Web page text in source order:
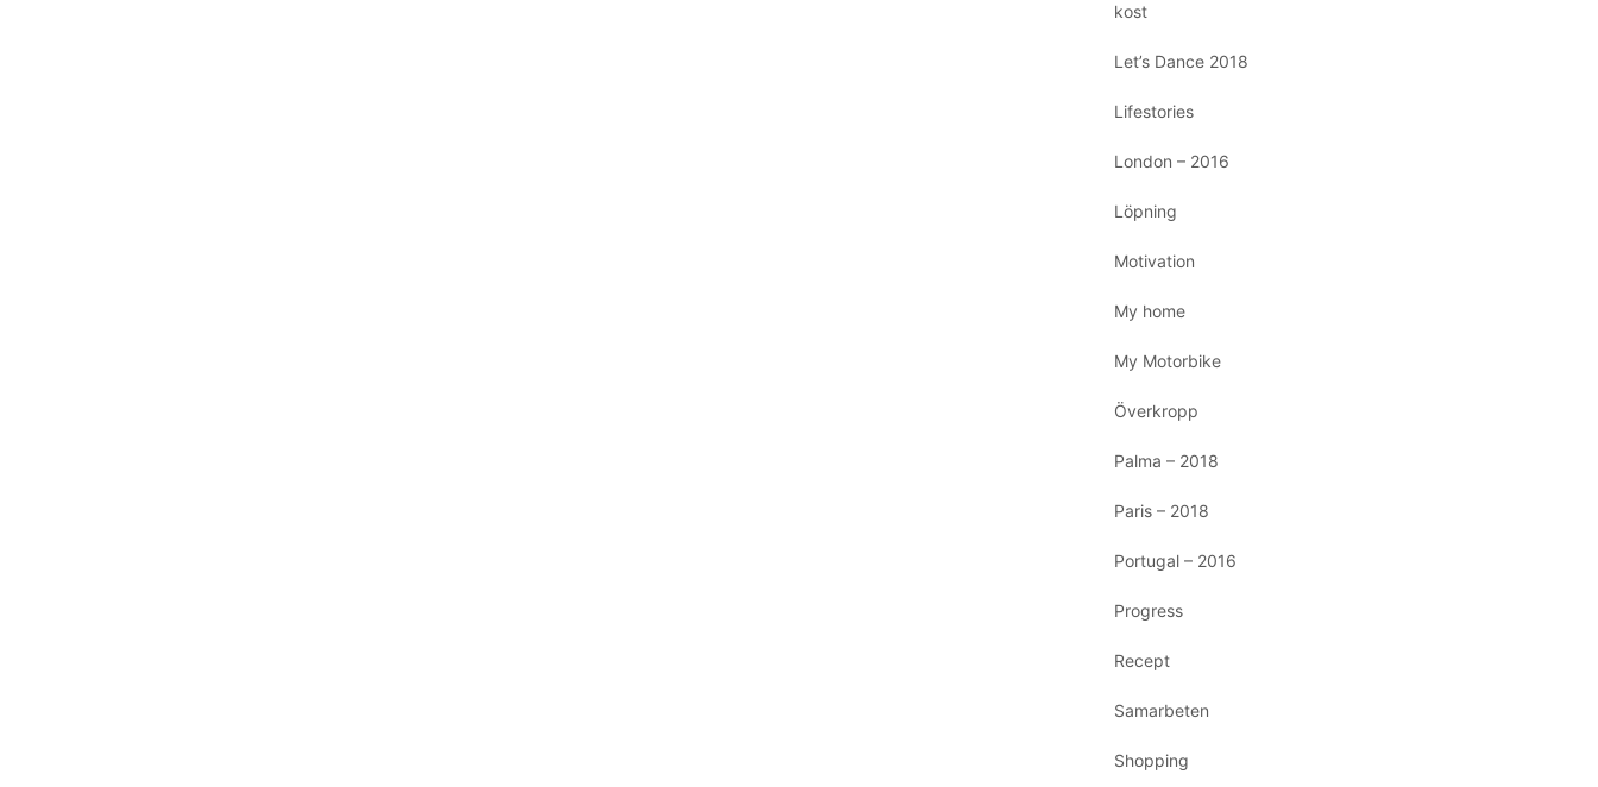
kost
Let’s Dance 2018
Lifestories
London – 2016
Löpning
Motivation
My home
My Motorbike
Överkropp
Palma – 2018
Paris – 2018
Portugal – 2016
Progress
Recept
Samarbeten
Shopping